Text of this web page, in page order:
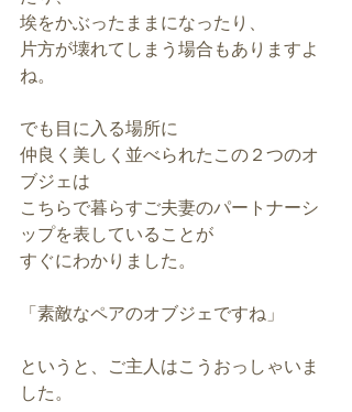
埃をかぶったままになったり、
片方が壊れてしまう場合もありますよ
ね。
でも目に入る場所に
仲良く美しく並べられたこの２つのオ
ブジェは
こちらで暮らすご夫妻のパートナーシ
ップを表していることが
すぐにわかりました。
「素敵なペアのオブジェですね」
というと、ご主人はこうおっしゃいま
した。